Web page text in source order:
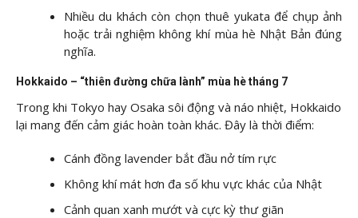
Nhiều du khách còn chọn thuê yukata để chụp ảnh
hoặc trải nghiệm không khí mùa hè Nhật Bản đúng
nghĩa.
Hokkaido – “thiên đường chữa lành” mùa hè tháng 7
Trong khi Tokyo hay Osaka sôi động và náo nhiệt, Hokkaido
lại mang đến cảm giác hoàn toàn khác. Đây là thời điểm:
Cánh đồng lavender bắt đầu nở tím rực
Không khí mát hơn đa số khu vực khác của Nhật
Cảnh quan xanh mướt và cực kỳ thư giãn